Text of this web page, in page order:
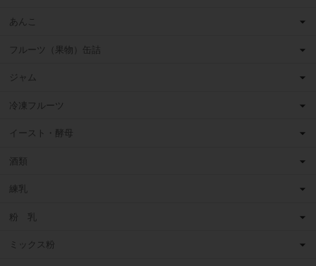
あんこ
フルーツ（果物）缶詰
ジャム
冷凍フルーツ
イースト・酵母
酒類
練乳
粉 乳
ミックス粉